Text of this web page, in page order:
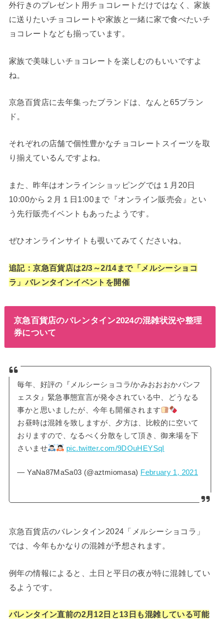
外行きのプレゼント用チョコレートだけではなく、家族
に送りたいチョコレートや家族と一緒に家で食べたいチ
ョコレートなども揃っています。
家族で美味しいチョコレートを楽しむのもいいですよ
ね。
京急百貨店に去年集ったブランドは、なんと65ブラン
ド。
それぞれの店舗で個性豊かなチョコレートスイーツを取
り揃えているんですよね。
また、昨年はオンラインショッピングでは１月20日
10:00から２月１日1:00まで『オンライン販売会』とい
う先行販売イベントもあったようです。
ぜひオンラインサイトも覗いてみてくださいね。
追記：京急百貨店は2/3～2/14まで「メルシーショコ
ラ」バレンタインイベントを開催
京急百貨店のバレンタイン2024の混雑状況や整理
券について
毎年、好評の『メルシーショコラ/かみおおおかパンフ
ェスタ』緊急事態宣言が発令されている中、どうなる
事かと思いましたが、今年も開催されます
お昼時は混雑を致しますが、夕方は、比較的に空いて
おりますので、なるべく分散をして頂き、御来場を下
さいませ
pic.twitter.com/9DOuHEYSqI
— YaNa87MaSa03 (@aztmiomasa) February 1, 2021
京急百貨店のバレンタイン2024「メルシーショコラ」
では、今年もかなりの混雑が予想されます。
例年の情報によると、土日と平日の夜が特に混雑してい
るようです。
バレンタイン直前の2月12日と13日も混雑している可能